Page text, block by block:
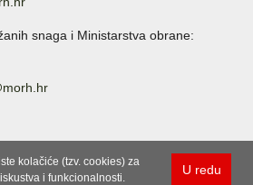
snaga i Ministarstva obrane:
U redu
kolačiće (tzv. cookies) za
i funkcionalnosti.